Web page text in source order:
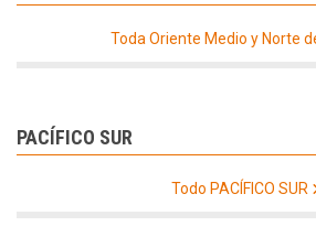
Toda Oriente Medio y Norte
PACÍFICO SUR
Todo PACÍFICO SUR